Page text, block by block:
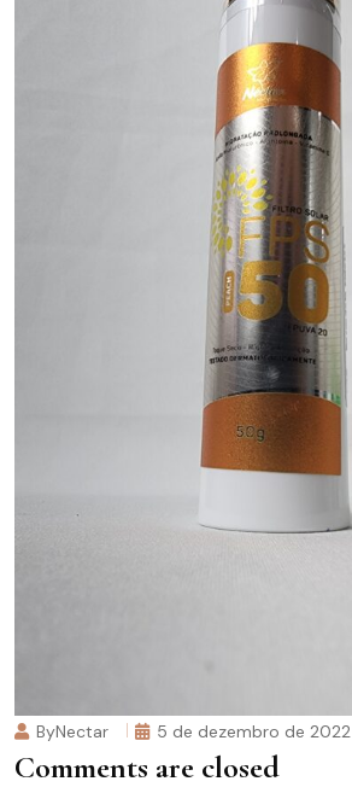
ByNectar 5 de dezembro de 2022
Comments are closed